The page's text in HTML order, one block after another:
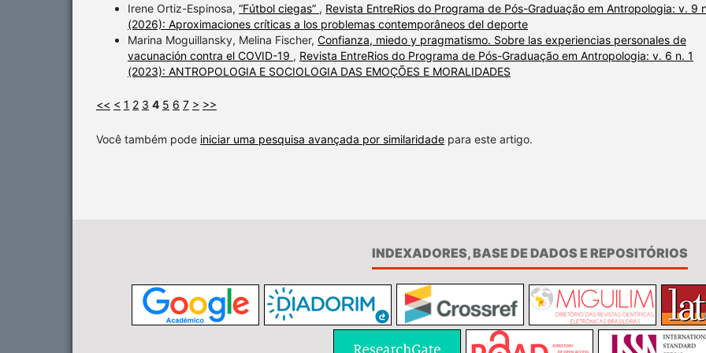
Irene Ortiz-Espinosa, “Fútbol ciegas” , Revista EntreRios do Programa de Pós-Graduação em Antropologia: v. 9
(2026): Aproximaciones críticas a los problemas contemporâneos del deporte
Marina Moguillansky, Melina Fischer, Confianza, miedo y pragmatismo. Sobre las experiencias personales de
vacunación contra el COVID-19 , Revista EntreRios do Programa de Pós-Graduação em Antropologia: v. 6 n. 1
(2023): ANTROPOLOGIA E SOCIOLOGIA DAS EMOÇÕES E MORALIDADES
<< < 1 2 3 4 5 6 7 > >>
Você também pode iniciar uma pesquisa avançada por similaridade para este artigo.
INDEXADORES, BASE DE DADOS E REPOSITÓRIOS